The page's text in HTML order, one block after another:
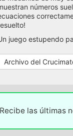
números
juego estupendo
Archivo del
Recibe las últimas